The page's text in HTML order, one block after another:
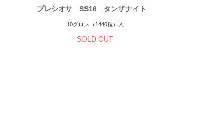
プレシオサ SS16 タンザナイト
10グロス（1440粒）入
SOLD OUT